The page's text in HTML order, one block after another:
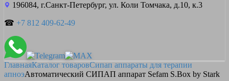
196084, г.Санкт-Петербург, ул. Коли Томчака, д.10, к.3
☎ +7 812 409-62-49
ГлавнаяКаталог товаровСипап аппараты для терапии
апноэАвтоматический СИПАП аппарат Sefam S.Box by Stark